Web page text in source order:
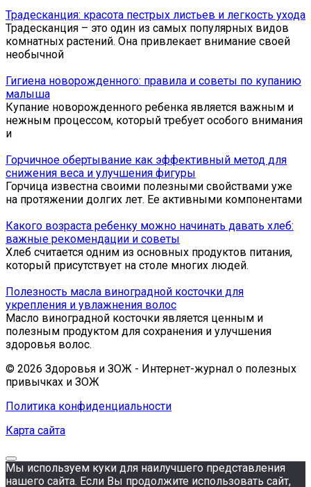
Традесканция: красота пестрых листьев и легкость ухода
Традесканция – это один из самых популярных видов
комнатных растений. Она привлекает внимание своей
необычной
Гигиена новорожденного: правила и советы по купанию
малыша
Купание новорожденного ребенка является важным и
нежным процессом, который требует особого внимания
и
Горчичное обертывание как эффективный метод для
снижения веса и улучшения фигуры
Горчица известна своими полезными свойствами уже
на протяжении долгих лет. Ее активными компонентами
Какого возраста ребенку можно начинать давать хлеб:
важные рекомендации и советы
Хлеб считается одним из основных продуктов питания,
который присутствует на столе многих людей.
Полезность масла виноградной косточки для
укрепления и увлажнения волос
Масло виноградной косточки является ценным и
полезным продуктом для сохранения и улучшения
здоровья волос.
© 2026 Здоровья и ЗОЖ - Интернет-журнал о полезных
привычках и ЗОЖ
Политика конфиденциальности
Карта сайта
Мы используем куки для наилучшего представления
нашего сайта. Если Вы продолжите использовать сайт,